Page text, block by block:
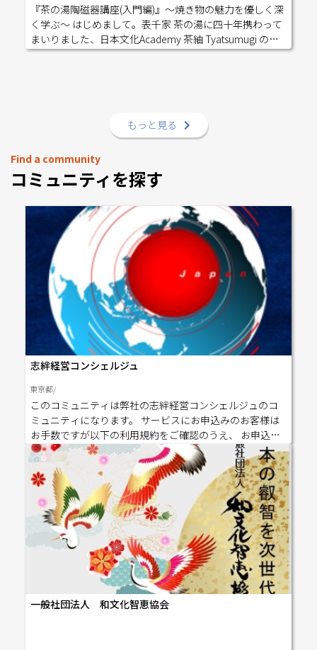
『茶の湯陶磁器講座(入門編)』～焼き物の魅力を優しく深
く学ぶ～ はじめまして。表千家 茶の湯に四十年携わって
まいりました、日本文化Academy 茶紬 Tyatsumugi の木
本桐綾でございます。 このたび、2026年1月15日（木）よ
ており、お道具について理解を深めたい方・日本の歴史
や文化がお好きな方 など、茶道経験の有無を問わず、ど
なたでもご参加いただける内容となっております。 茶の
湯陶磁器の「入口」として、難しくなりすぎず、楽しく、
丁寧にお伝えしてまいります。 ―――――――――――――――――――――――――――――――――――――――【講座概要】■ 開始日：2
コース）■ 時間：20:30〜22:00■ 開催方法：ZOOMオンラ
イン（ご自宅からご参加いただけます） zoom URL h
ttps://us06web.zoom.us/j/84201098671 ミーティング ID: 8
42 0109 8671――――――――――――――――――――――――――――――――――――――― 【受講料】👉一般顧客：240,000円(税込264,0
00円)👉 正会員：216,000円(税込23,7600円)👉特別会員：
192,000円(税込211,200円) 〇お振込み先：滋賀銀行 西陣
支店 普通463132 一般社団法人 和文化智恵協会 イッパン
シャダンホウジン ワブンカチエキョウカイ ――――――――――――――――――――――――――――――――――――――― 新しい年の
はじまりに、日本文化と静かに向き合う時間を持ってみ
ませんか。 茶の湯陶磁器・入門編として、ぜひこの機会
にご活用いただけましたら幸いです。 ※第一回の開催日
ます。 ご不明な点や気になる点がございましたら、どう
ぞお気軽にご連絡くださいませ。 皆さまとご一緒できる
ことを、心より楽しみにしております。 ―――――――――――――――――――――――――――――――――――――――日本文化Academ
y茶紬 Tyatsumugi木本 桐綾 e-mail : tyatsumugi@gmai
l.com
もっと見る
Find a community
コミュニティを探す
志絆経営コンシェルジュ
東京都/
このコミュニティは弊社の志絆経営コンシェルジュのコ
ミュニティになります。 サービスにお申込みのお客様は
お手数ですが以下の利用規約をご確認のうえ、 お申込み
ページで同意するにチェックをお願いいたします。 【利
用規約リンク】
一般社団法人 和文化智恵協会